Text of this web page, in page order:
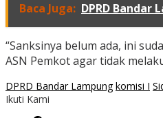
Baca Juga: DPRD
“Sanksinya belum ada, ini
ASN Pemkot agar tidak
DPRD Bandar Lampung komisi I
Ikuti Kami